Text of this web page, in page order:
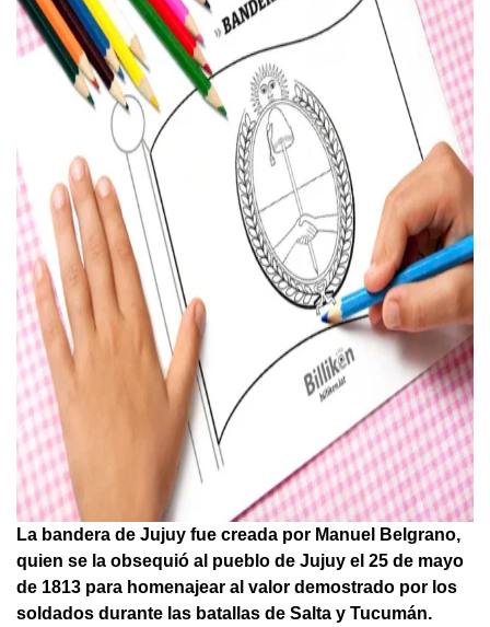
La bandera de Jujuy fue creada por Manuel Belgrano,
quien se la obsequió al pueblo de Jujuy el 25 de mayo
de 1813 para homenajear al valor demostrado por los
soldados durante las batallas de Salta y Tucumán.